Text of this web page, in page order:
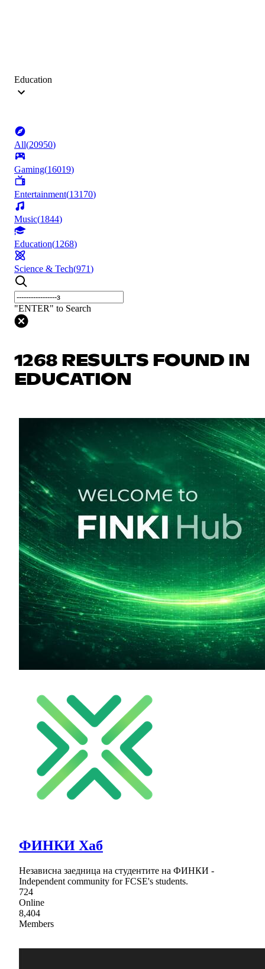
Education
All(20950)
Gaming(16019)
Entertainment(13170)
Music(1844)
Education(1268)
Science & Tech(971)
"ENTER" to Search
1268 RESULTS FOUND IN
EDUCATION
ФИНКИ Хаб
Независна заедница на студентите на ФИНКИ -
Independent community for FCSE's students.
724
Online
8,404
Members